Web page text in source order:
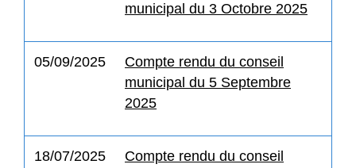
municipal du 3 Octobre 2025
05/09/2025
Compte rendu du conseil
municipal du 5 Septembre
2025
18/07/2025
Compte rendu du conseil